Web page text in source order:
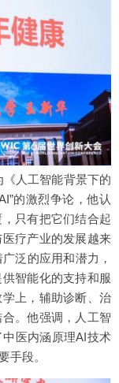
《人工智能背景下的
的激烈争论，他认
只有把它们结合起
疗产业的发展越来
泛的应用和潜力，
智能化的支持和服
上，辅助诊断、治
。他强调，人工智
医内涵原理AI技术
手段。